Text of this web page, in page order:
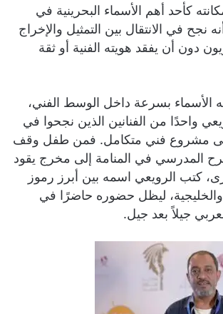
كأحد أهم الأسماء البحرينية في
نجح في الانتقال بين التمثيل والإخراج
دون أن يفقد هويته الفنية أو ثقة
الأسماء بسرعة داخل الوسط الفني،
واحدًا من الفنانين الذين نجحوا في
إلى مشروع فني متكامل. فمن طفل وقف
المدرسي في المنامة إلى مخرج يقود
كتب الرويعي اسمه بين أبرز رموز
والخليجية، ليظل حضوره حاضرًا في
جيلاً بعد جيل.